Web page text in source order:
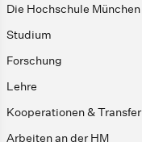
Die Hochschule München
Studium
Forschung
Lehre
Kooperationen & Transfer
Arbeiten an der HM